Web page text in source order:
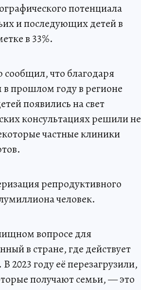
потенциала
и последующих детей в
в 33%.
что благодаря
прошлом году в регионе
появились на свет
консультациях решили не
частные клиники
репродуктивного
человек.
вопросе для
в стране, где действует
2023 году её перезагрузили,
получают семьи, — это